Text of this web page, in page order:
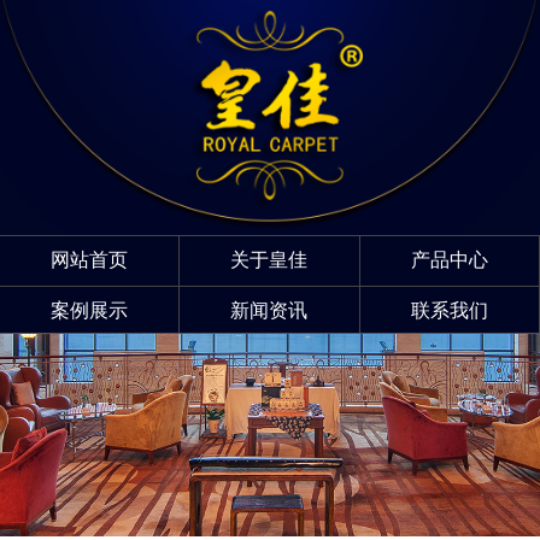
网站首页 关于皇佳 产品中心
案例展示 新闻资讯 联系我们